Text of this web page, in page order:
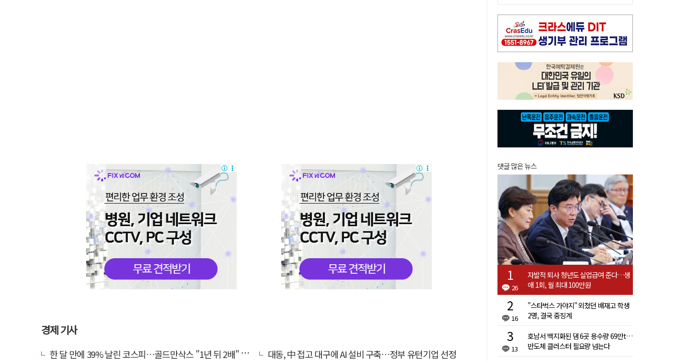
경제 기사
한 달 만에 39% 날린 코스피…골드만삭스 "1년 뒤 2배" 예상, 왜?
대동, 中 접고 대구에 AI 설비 구축…정부 유턴기업 선정
댓글 많은 뉴스
26
자발적 퇴사 청년도 실업급여 준다…생
애 1회, 월 최대 100만원
16
"스타벅스 가야지" 외쳤던 배재고 학생
2명, 결국 중징계
13
호남서 백지화된 댐 6곳 용수량 69만t…
반도체 클러스터 필요량 넘는다